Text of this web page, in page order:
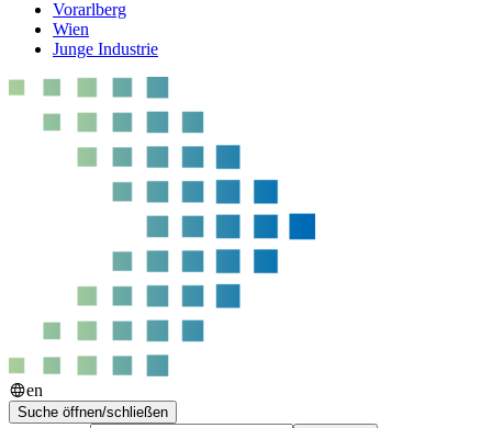
Vorarlberg
Wien
Junge Industrie
en
Suche öffnen/schließen